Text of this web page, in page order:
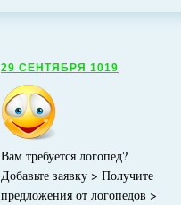
29 СЕНТЯБРЯ 1019
Вам требуется логопед?
Добавьте заявку > Получите
предложения от логопедов >